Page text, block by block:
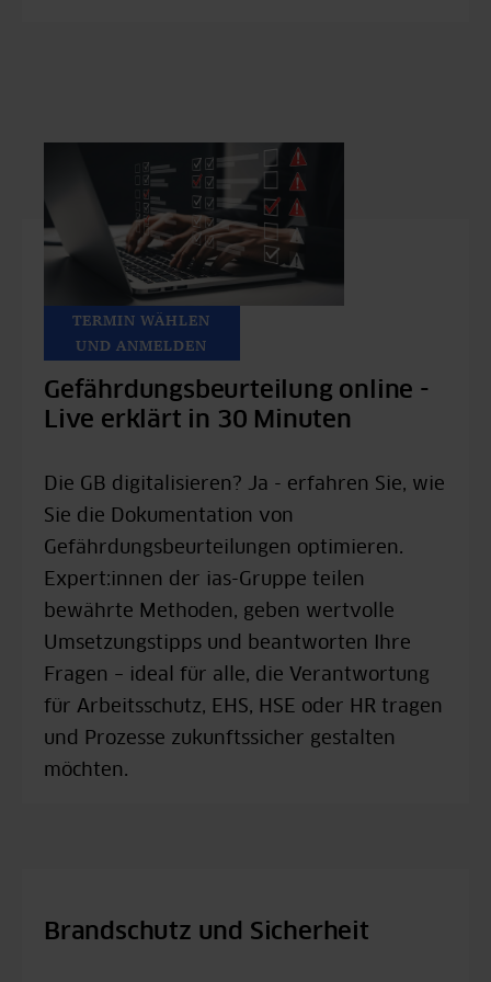
TERMIN WÄHLEN
UND ANMELDEN
Gefährdungsbeurteilung online -
Live erklärt in 30 Minuten
Die GB digitalisieren? Ja - erfahren Sie, wie
Sie die Dokumentation von
Gefährdungsbeurteilungen optimieren.
Expert:innen der ias-Gruppe teilen
bewährte Methoden, geben wertvolle
Umsetzungstipps und beantworten Ihre
Fragen – ideal für alle, die Verantwortung
für Arbeitsschutz, EHS, HSE oder HR tragen
und Prozesse zukunftssicher gestalten
möchten.
Brandschutz und Sicherheit